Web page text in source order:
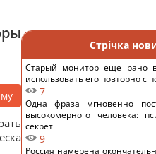
Стрічка
Старый монитор еще рано
использовать его повторно с
7
Одна фраза мгновенно
высокомерного человека:
секрет
9
Россия намерена